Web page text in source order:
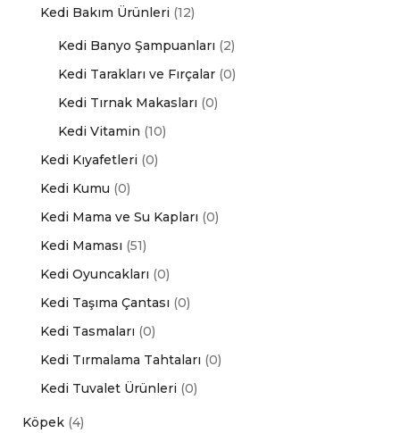
Kedi Bakım Ürünleri (12)
Kedi Banyo Şampuanları (2)
Kedi Tarakları ve Fırçalar (0)
Kedi Tırnak Makasları (0)
Kedi Vitamin (10)
Kedi Kıyafetleri (0)
Kedi Kumu (0)
Kedi Mama ve Su Kapları (0)
Kedi Maması (51)
Kedi Oyuncakları (0)
Kedi Taşıma Çantası (0)
Kedi Tasmaları (0)
Kedi Tırmalama Tahtaları (0)
Kedi Tuvalet Ürünleri (0)
Köpek (4)